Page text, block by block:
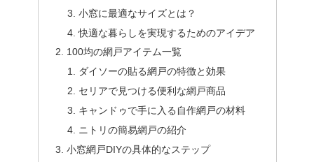
小窓に最適なサイズとは？
快適な暮らしを実現するためのアイデア
100均の網戸アイテム一覧
ダイソーの貼る網戸の特徴と効果
セリアで見つける便利な網戸商品
キャンドゥで手に入る自作網戸の材料
ニトリの簡易網戸の紹介
小窓網戸DIYの具体的なステップ